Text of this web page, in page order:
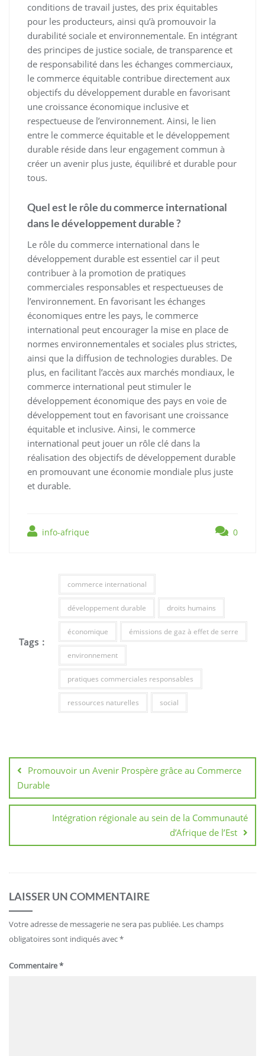
conditions de travail justes, des prix équitables
pour les producteurs, ainsi qu’à promouvoir la
durabilité sociale et environnementale. En intégrant
des principes de justice sociale, de transparence et
de responsabilité dans les échanges commerciaux,
le commerce équitable contribue directement aux
objectifs du développement durable en favorisant
une croissance économique inclusive et
respectueuse de l’environnement. Ainsi, le lien
entre le commerce équitable et le développement
durable réside dans leur engagement commun à
créer un avenir plus juste, équilibré et durable pour
tous.
Quel est le rôle du commerce international
dans le développement durable ?
Le rôle du commerce international dans le
développement durable est essentiel car il peut
contribuer à la promotion de pratiques
commerciales responsables et respectueuses de
l’environnement. En favorisant les échanges
économiques entre les pays, le commerce
international peut encourager la mise en place de
normes environnementales et sociales plus strictes,
ainsi que la diffusion de technologies durables. De
plus, en facilitant l’accès aux marchés mondiaux, le
commerce international peut stimuler le
développement économique des pays en voie de
développement tout en favorisant une croissance
équitable et inclusive. Ainsi, le commerce
international peut jouer un rôle clé dans la
réalisation des objectifs de développement durable
en promouvant une économie mondiale plus juste
et durable.
info-afrique 0
Tags :
commerce international
développement durable droits humains
économique émissions de gaz à effet de serre
environnement
pratiques commerciales responsables
ressources naturelles social
de
l’article
Promouvoir un Avenir Prospère grâce au Commerce
Durable
Intégration régionale au sein de la Communauté
d’Afrique de l’Est
LAISSER UN COMMENTAIRE
Votre adresse de messagerie ne sera pas publiée. Les champs
obligatoires sont indiqués avec*
Commentaire*